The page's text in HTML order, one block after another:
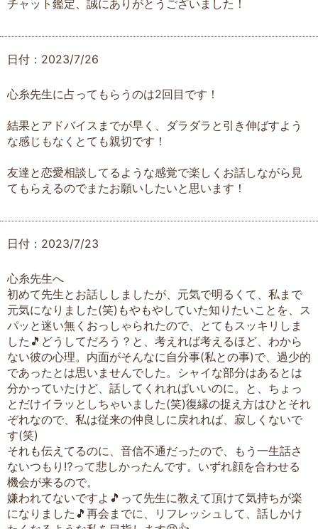
チャット鑑定、誠にありがとうございました！
日付：2023/7/26
心糸先生に占ってもらうのは2回目です！
結果とアドバイスまでが早く、ダラダラと引き伸ばすよう
な感じもなくとても親切です！
友達と恋愛相談してるような感覚で楽しくお話しながら見
てもらえるのでまたお願いしたいと思います！
日付：2023/7/23
心糸先生へ
初めて先生とお話ししましたが、元気で明るくて、私まで
元気になりました(笑)もやもやしていた知りたいことを、ス
パッと迷い無くおっしゃられたので、とてもスッキリしま
した🎵どうしてだろう？と、考えれば考えるほど、わから
ない彼の心理。内面がそんなに自分事(私との事)で、過少的
であったとは思いませんでした。シャイな部分はあるとは
分かっていたけど、話してくれればいいのに。と、ちょっ
とだけイラッとしちゃいました(笑)復縁の捉え方はひとそれ
ぞれなので、私は従来の仲良しに戻れれば、寂しくないで
す(笑)
それも伝えてるのに、音信不通だったので、もう一生話さ
ないつもり⁉️って悲しかったんです。いずれ顔を合わせる
機会が来るので。
嫌われてないですよ🎵って先生に教えて頂けて気持ちが楽
になりました🎵再会までに、リフレッシュして、話しかけ